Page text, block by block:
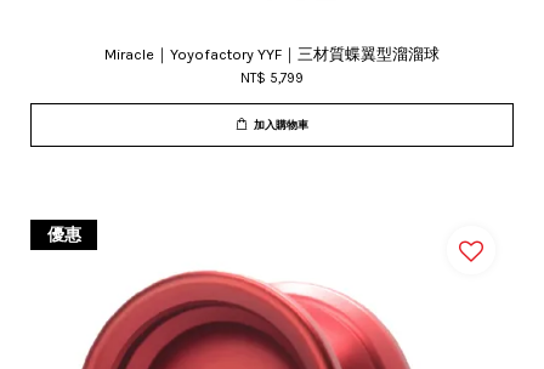
Miracle｜Yoyofactory YYF｜三材質蝶翼型溜溜球
NT$ 5,799
加入購物車
優惠